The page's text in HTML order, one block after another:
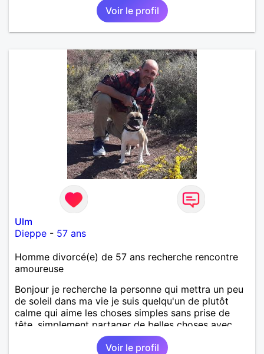
Voir le profil
Ulm
Dieppe - 57 ans
Homme divorcé(e) de 57 ans recherche rencontre
amoureuse
Bonjour je recherche la personne qui mettra un peu
de soleil dans ma vie je suis quelqu'un de plutôt
calme qui aime les choses simples sans prise de
tête, simplement partager de belles choses avec
une personne qui me ressemble .
Voir le profil